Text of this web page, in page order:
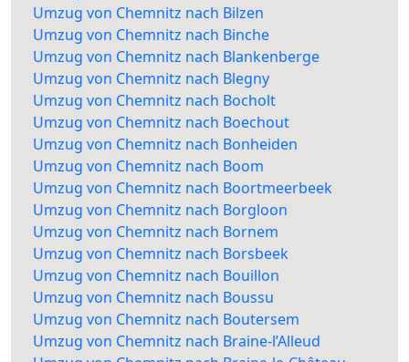
Umzug von Chemnitz nach Bilzen
Umzug von Chemnitz nach Binche
Umzug von Chemnitz nach Blankenberge
Umzug von Chemnitz nach Blegny
Umzug von Chemnitz nach Bocholt
Umzug von Chemnitz nach Boechout
Umzug von Chemnitz nach Bonheiden
Umzug von Chemnitz nach Boom
Umzug von Chemnitz nach Boortmeerbeek
Umzug von Chemnitz nach Borgloon
Umzug von Chemnitz nach Bornem
Umzug von Chemnitz nach Borsbeek
Umzug von Chemnitz nach Bouillon
Umzug von Chemnitz nach Boussu
Umzug von Chemnitz nach Boutersem
Umzug von Chemnitz nach Braine-l’Alleud